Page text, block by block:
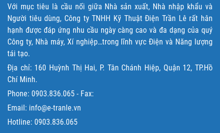
Với mục tiêu là cầu nối giữa Nhà sản xuất, Nhà nhập khẩu và
Người tiêu dùng, Công ty TNHH Kỹ Thuật Điện Trần Lê rất hân
hạnh được đáp ứng nhu cầu ngày càng cao và đa dạng của quý
Công ty, Nhà máy, Xí nghiệp…trong lĩnh vực Điện và Năng lượng
tái tạo.
Địa chỉ: 160 Huỳnh Thị Hai, P. Tân Chánh Hiệp, Quận 12, TP.Hồ
Chí Minh.
Phone: 0903.836.065 - Fax:
Email: info@e-tranle.vn
Hotline: 0903.836.065